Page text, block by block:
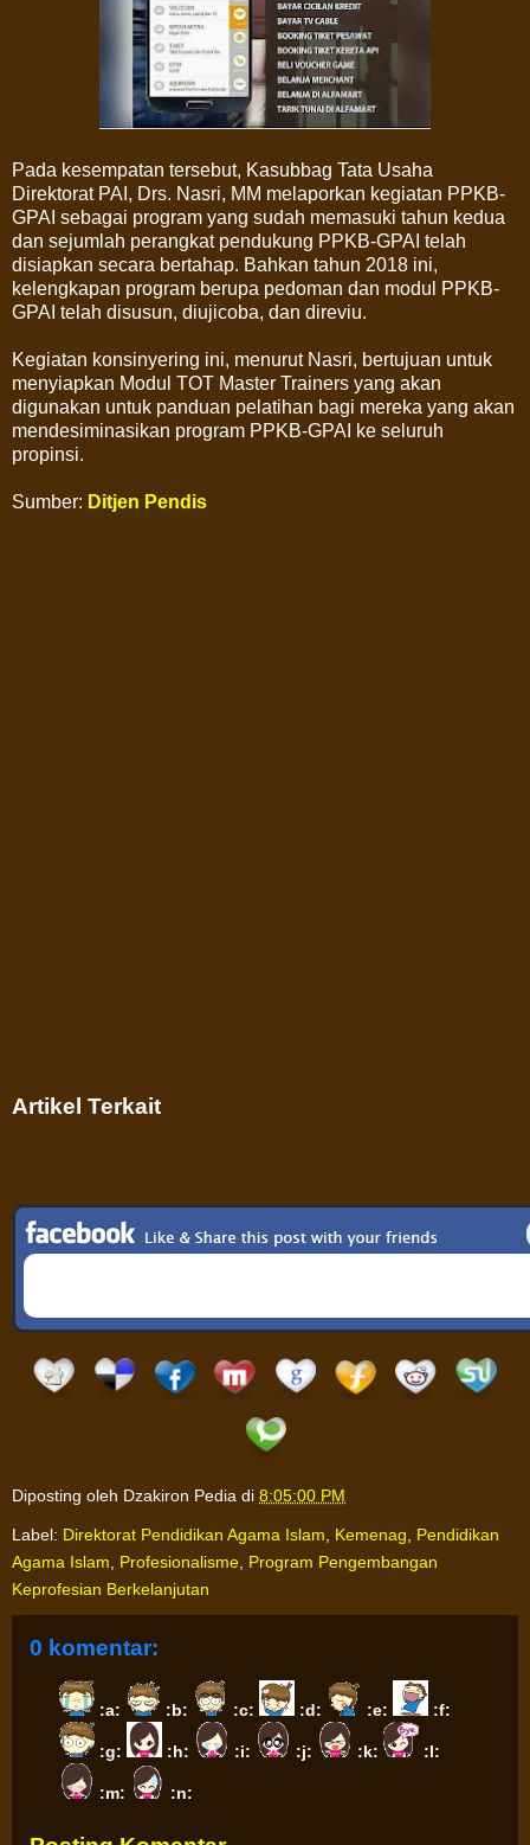
Pada kesempatan tersebut, Kasubbag Tata Usaha
Direktorat PAI, Drs. Nasri, MM melaporkan kegiatan PPKB-
GPAI sebagai program yang sudah memasuki tahun kedua
dan sejumlah perangkat pendukung PPKB-GPAI telah
disiapkan secara bertahap. Bahkan tahun 2018 ini,
kelengkapan program berupa pedoman dan modul PPKB-
GPAI telah disusun, diujicoba, dan direviu.
Kegiatan konsinyering ini, menurut Nasri, bertujuan untuk
menyiapkan Modul TOT Master Trainers yang akan
digunakan untuk panduan pelatihan bagi mereka yang akan
mendesiminasikan program PPKB-GPAI ke seluruh
propinsi.
Sumber: Ditjen Pendis
Artikel Terkait
Diposting oleh Dzakiron Pedia di 8:05:00 PM
Label: Direktorat Pendidikan Agama Islam Kemenag
Pendidikan
Agama Islam
Profesionalisme Program Pengembangan
Keprofesian Berkelanjutan
0 komentar:
:a: :b: :c: :d: :e: :f:
:g: :h: :i: :j: :k: :l:
:m: :n: